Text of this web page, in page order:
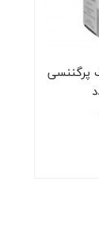
پرگننسی